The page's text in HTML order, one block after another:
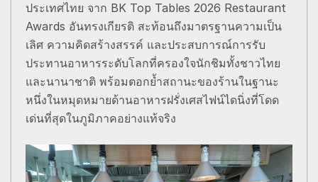
ประเทศไทย จาก BK Top Tables 2026 Restaurant
Awards อันทรงเกียรติ สะท้อนถึงมาตรฐานความเป็น
เลิศ ความคิดสร้างสรรค์ และประสบการณ์การรับ
ประทานอาหารระดับโลกที่ครองใจนักชิมทั้งชาวไทย
และนานาชาติ พร้อมตอกย้ำสถานะของร้านในฐานะ
หนึ่งในหมุดหมายด้านอาหารฝรั่งเศสไฟน์ไดนิ่งที่โดด
เด่นที่สุดในภูมิภาคอย่างแท้จริง